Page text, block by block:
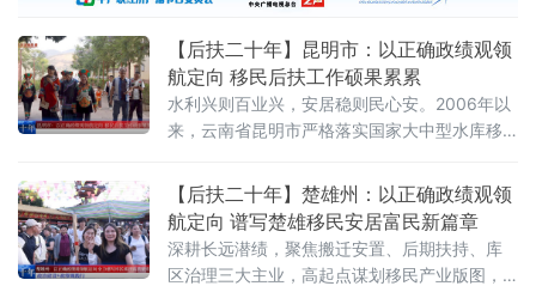
【后扶二十年】昆明市：以正确政绩观领
航定向 移民后扶工作硕果累累
水利兴则百业兴，安居稳则民心安。2006年以
来，云南省昆明市严格落实国家大中型水库移
正确政绩观为导向，始终以群众安稳、增收致
富为核心，全面落实国家和云南省后期扶持政
策体系，走出一条安置有温度、发展有后劲、
增收有保障的移民振兴之路。
【后扶二十年】楚雄州：以正确政绩观领
航定向 谱写楚雄移民安居富民新篇章
深耕长远潜绩，聚焦搬迁安置、后期扶持、库
区治理三大主业，高起点谋划移民产业版图，